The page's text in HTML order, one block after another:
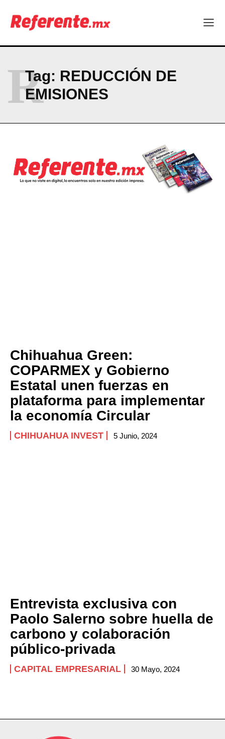
Tag: REDUCCIÓN DE
EMISIONES
R
Chihuahua Green:
COPARMEX y Gobierno
Estatal unen fuerzas en
plataforma para implementar
la economía Circular
CHIHUAHUA INVEST 5 Junio, 2024
Entrevista exclusiva con
Paolo Salerno sobre huella de
carbono y colaboración
público-privada
CAPITAL EMPRESARIAL 30 Mayo, 2024